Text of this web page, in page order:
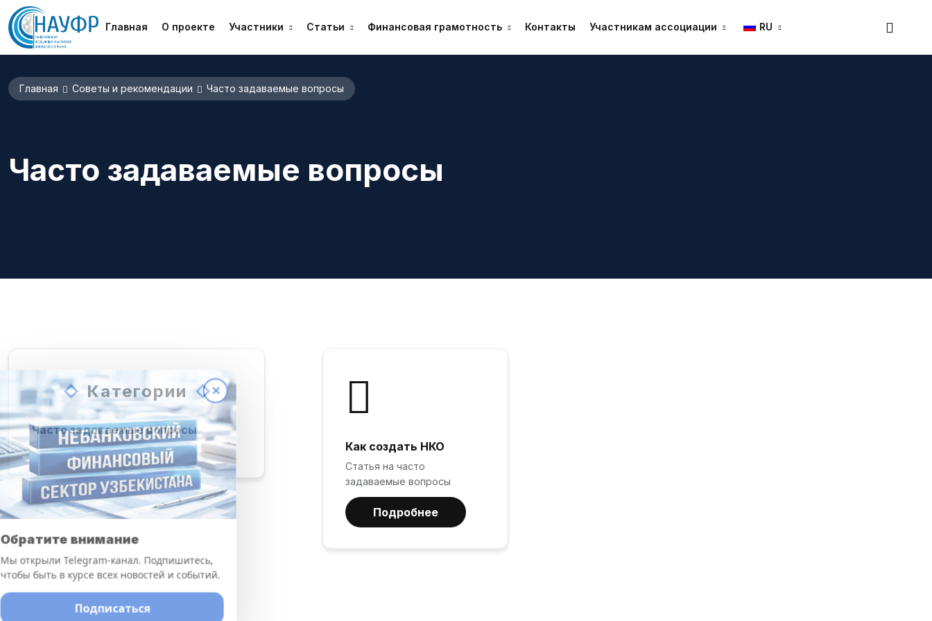
Главная О проекте Участники Статьи Финансовая грамотность Контакты Участникам ассоциации RU
Главная Советы и рекомендации Часто задаваемые вопросы
Часто задаваемые вопросы
Как создать НКО
Статья на часто
задаваемые вопросы
Подробнее
Категории
Часто задаваемые вопросы
Обратите внимание
Мы открыли Telegram-канал. Подпишитесь,
чтобы быть в курсе всех новостей и событий.
Подписаться